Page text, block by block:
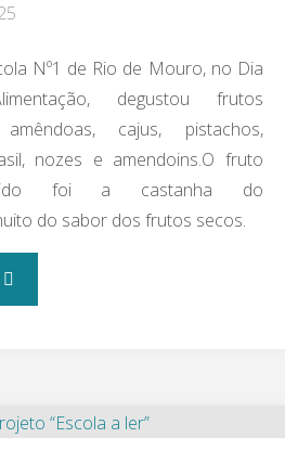
Nº1 de Rio de Mouro, no Dia
degustou frutos
amêndoas, cajus, pistachos,
nozes e amendoins.O fruto
foi a castanha do
do sabor dos frutos secos.
Mundial